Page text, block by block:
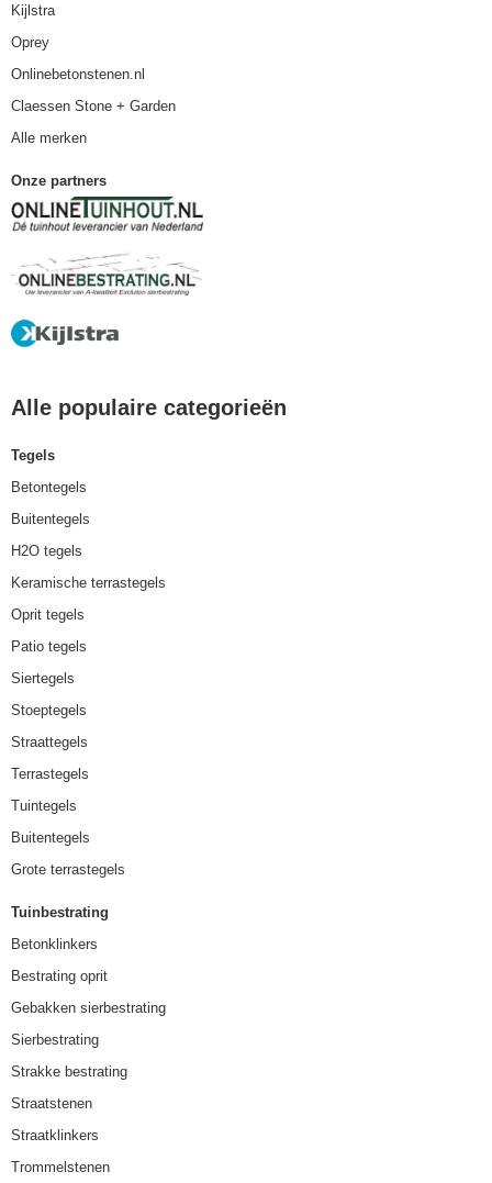
Kijlstra
Oprey
Onlinebetonstenen.nl
Claessen Stone + Garden
Alle merken
Onze partners
Alle populaire categorieën
Tegels
Betontegels
Buitentegels
H2O tegels
Keramische terrastegels
Oprit tegels
Patio tegels
Siertegels
Stoeptegels
Straattegels
Terrastegels
Tuintegels
Buitentegels
Grote terrastegels
Tuinbestrating
Betonklinkers
Bestrating oprit
Gebakken sierbestrating
Sierbestrating
Strakke bestrating
Straatstenen
Straatklinkers
Trommelstenen